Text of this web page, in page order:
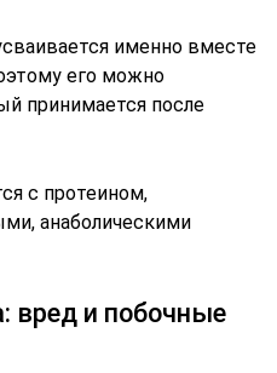
именно вместе
его можно
принимается после
с протеином,
анаболическими
вред и побочные